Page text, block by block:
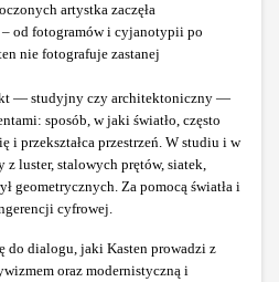
artystka zaczęła
od fotogramów i cyjanotypii po
nie fotografuje zastanej
— studyjny czy architektoniczny —
sposób, w jaki światło, często
i przekształca przestrzeń. W studiu i w
z luster, stalowych prętów, siatek,
geometrycznych. Za pomocą światła i
cyfrowej.
do dialogu, jaki Kasten prowadzi z
oraz modernistyczną i